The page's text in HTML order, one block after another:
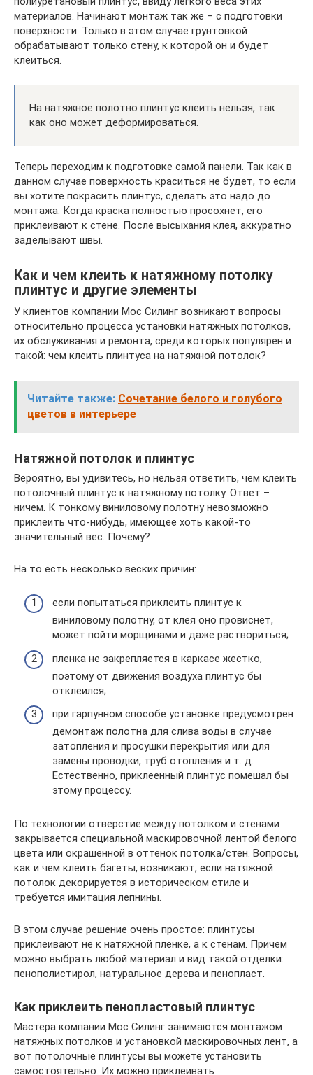
материалов. Начинают монтаж так же – с подготовки
поверхности. Только в этом случае грунтовкой
обрабатывают только стену, к которой он и будет
клеиться.
На натяжное полотно плинтус клеить нельзя, так
как оно может деформироваться.
Теперь переходим к подготовке самой панели. Так как в
данном случае поверхность краситься не будет, то если
вы хотите покрасить плинтус, сделать это надо до
монтажа. Когда краска полностью просохнет, его
приклеивают к стене. После высыхания клея, аккуратно
заделывают швы.
Как и чем клеить к натяжному потолку
плинтус и другие элементы
У клиентов компании Мос Силинг возникают вопросы
относительно процесса установки натяжных потолков,
их обслуживания и ремонта, среди которых популярен и
такой: чем клеить плинтуса на натяжной потолок?
Читайте также: Сочетание белого и голубого
цветов в интерьере
Натяжной потолок и плинтус
Вероятно, вы удивитесь, но нельзя ответить, чем клеить
потолочный плинтус к натяжному потолку. Ответ –
ничем. К тонкому виниловому полотну невозможно
приклеить что-нибудь, имеющее хоть какой-то
значительный вес. Почему?
На то есть несколько веских причин:
если попытаться приклеить плинтус к
виниловому полотну, от клея оно провиснет,
может пойти морщинами и даже раствориться;
пленка не закрепляется в каркасе жестко,
поэтому от движения воздуха плинтус бы
отклеился;
при гарпунном способе установке предусмотрен
демонтаж полотна для слива воды в случае
затопления и просушки перекрытия или для
замены проводки, труб отопления и т. д.
Естественно, приклеенный плинтус помешал бы
этому процессу.
По технологии отверстие между потолком и стенами
закрывается специальной маскировочной лентой белого
цвета или окрашенной в оттенок потолка/стен. Вопросы,
как и чем клеить багеты, возникают, если натяжной
потолок декорируется в историческом стиле и
требуется имитация лепнины.
В этом случае решение очень простое: плинтусы
приклеивают не к натяжной пленке, а к стенам. Причем
можно выбрать любой материал и вид такой отделки:
пенополистирол, натуральное дерева и пенопласт.
Как приклеить пенопластовый плинтус
Мастера компании Мос Силинг занимаются монтажом
натяжных потолков и установкой маскировочных лент, а
вот потолочные плинтусы вы можете установить
самостоятельно. Их можно приклеивать